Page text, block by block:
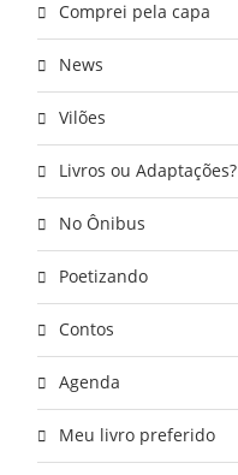
Comprei pela capa
News
Vilões
Livros ou Adaptações?
No Ônibus
Poetizando
Contos
Agenda
Meu livro preferido